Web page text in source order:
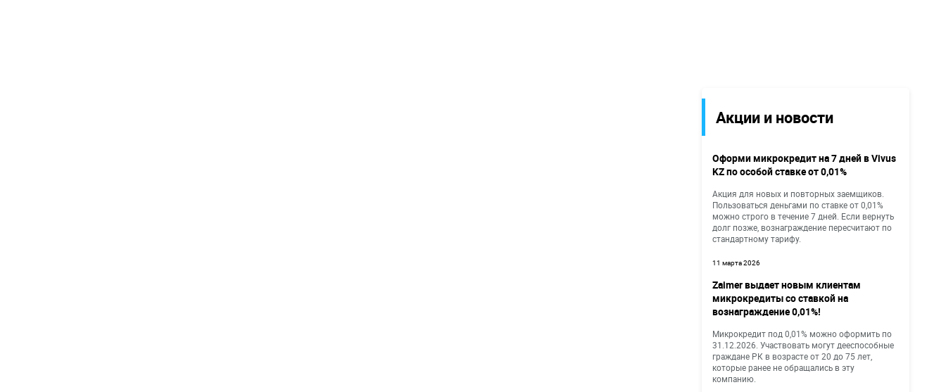
Акции и новости
Оформи микрокредит на 7 дней в Vivus
KZ по особой ставке от 0,01%
Акция для новых и повторных заемщиков.
Пользоваться деньгами по ставке от 0,01%
можно строго в течение 7 дней. Если вернуть
долг позже, вознаграждение пересчитают по
стандартному тарифу.
11 марта 2026
Zaimer выдает новым клиентам
микрокредиты со ставкой на
вознаграждение 0,01%!
Микрокредит под 0,01% можно оформить по
31.12.2026. Участвовать могут дееспособные
граждане РК в возрасте от 20 до 75 лет,
которые ранее не обращались в эту
компанию.